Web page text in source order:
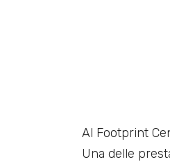
Al Footprint
Una delle